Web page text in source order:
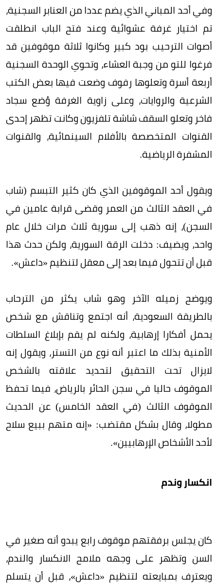
وفي أحد المباني الذي يضم عددا من العنابر السجنية،
تم اختيار غرفة عشوائية وعند فتح الباب انطلقت
أصوات الترحيب بود كبير وكانوا ثلاثة موقوفين قد
فرغوا للتو من وجبة العشاء، وتحوي الوحدة السجنية
أربعة أسرة وتعلوها رفوف وضعت فيها بعض الكتب
الشرعية والروايات، وعلى زاوية الغرفة وُضع سجاد
فاخر وتعلو السقف شاشة تلفزيون وكانت تظهر إحدى
القنوات المتخصصة بالأفلام السينمائية، والقنوات
المشفرة الرياضية.
ويقول أحد الموقوفين الذي كان كثير التبسم (شاب
في العقد الثالث من العمر وقضى قرابة عامين في
السجن)، إنه ذهب إلى سورية ثلاث مرات خلال عام
واحد، ويضيف: دخلت الرقة السورية، ولكن حدث هذا
قبل أن تتحول فيما بعد إلى معقل لتنظيم «داعش».
ويوضح زميله الآخر وهو شاب يكثر من الترحاب
بالطريقة السعودية، أنه اجتمع وتناقش مع شخص
يحمل أفكارا إرهابية، ولكنه لم يقم بإبلاغ السلطات
الأمنية بذلك ما اعتبر أنه نوع من التستر، ويقول إنه
لايزال تحت التحقيق لتحديد علاقته بالشخص
الموقوف حاليا في سجن الحائر بالرياض، فيما تحفظ
الموقوف الثالث (في العقد الخامس) عن الحديث
مطولا، وقال بشكل مقتضب: «إنه متهم ببيع سلاح
لأحد الأشخاص الإرهابيين».
انكسار وندم
كان يجلس برفقتهم موقوف رابع يبدو أنه صغير في
السن وتظهر على وجهه ملامح الانكسار والندم،
ويعترف بمبايعته لتنظيم «داعش»، قبل أن يتسلم